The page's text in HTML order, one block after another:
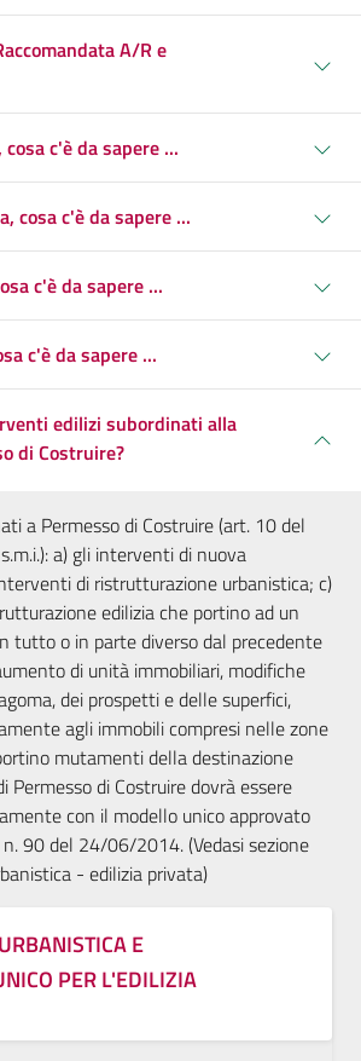
A/R e
c'è da sapere ...
cosa c'è da sapere ...
c'è da sapere ...
c'è da sapere ...
edilizi subordinati alla
di Costruire?
a Permesso di Costruire (art. 10 del
a) gli interventi di nuova
di ristrutturazione urbanistica; c)
edilizia che portino ad un
tutto o in parte diverso dal precedente
di unità immobiliari, modifiche
dei prospetti e delle superfici,
agli immobili compresi nelle zone
mutamenti della destinazione
Permesso di Costruire dovrà essere
con il modello unico approvato
90 del 24/06/2014. (Vedasi sezione
- edilizia privata)
E
PER L'EDILIZIA